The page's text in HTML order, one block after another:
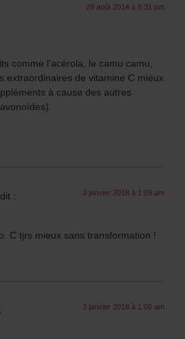
28 août 2014 à 8:31 pm
comme l’acérola, le camu camu,
extraordinaires de vitamine C mieux
à cause des autres
dit : 3 janvier 2018 à 1:09 am
C tjrs mieux sans transformation !
3 janvier 2018 à 1:06 am